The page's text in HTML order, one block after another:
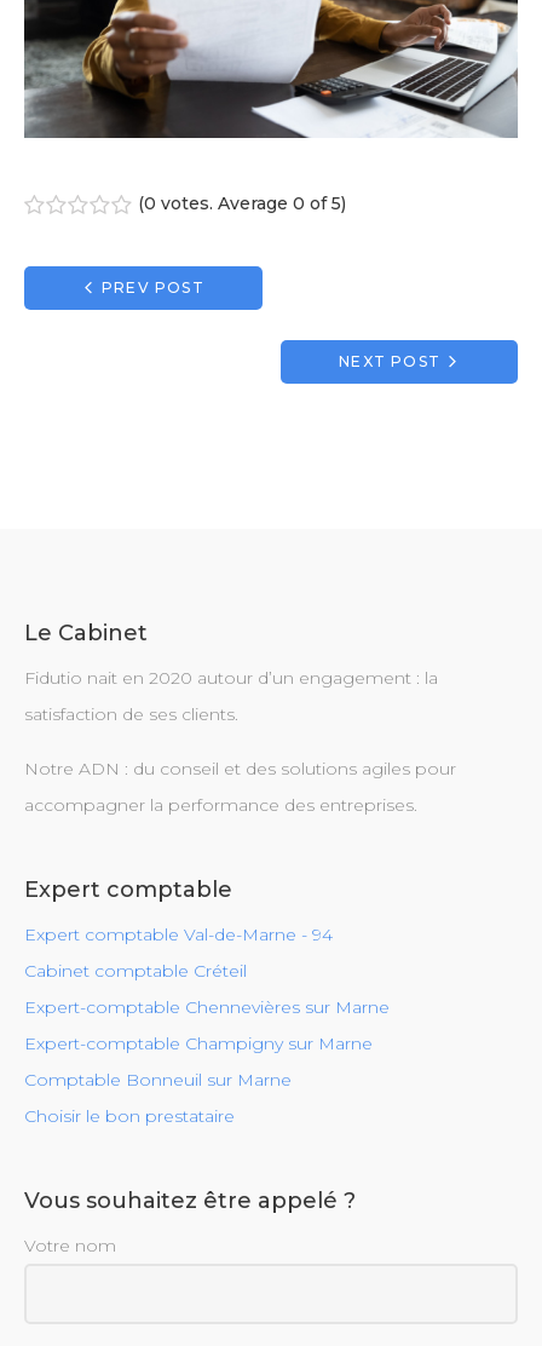
(0 votes. Average 0 of 5)
Navigation
de
PREV POST
NEXT POST
Le Cabinet
Fidutio nait en 2020 autour d’un engagement : la
satisfaction de ses clients.
Notre ADN : du conseil et des solutions agiles pour
accompagner la performance des entreprises.
Expert comptable
Expert comptable Val-de-Marne - 94
Cabinet comptable Créteil
Expert-comptable Chennevières sur Marne
Expert-comptable Champigny sur Marne
Comptable Bonneuil sur Marne
Choisir le bon prestataire
Vous souhaitez être appelé ?
Votre nom